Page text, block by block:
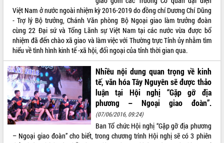
phát triển mới
Thường trực HĐND tỉnh Đắk Lắk gặp
mặt Đoàn chuyên gia y tế TP. Hồ Chí
Minh
Lễ truy điệu và an táng hài cốt liệt sĩ
tại Nghĩa trang Liệt sĩ xã Sơn Hòa
Bàn giải pháp tháo gỡ khó khăn trong
xuất khẩu sầu riêng và triển khai quy
định EUDR
Thứ trưởng Bộ Nông nghiệp và Môi
trường Nguyễn Hoàng Hiệp khảo sát
vùng trồng và doanh nghiệp đóng gói
sầu riêng tại Đắk Lắk
THỐNG KÊ TRUY CẬP
Hôm nay: 39967
Tất cả: 66085290
Việt Nam ở nước ngoài nhiệm kỳ 2016-2019 do đồng chí Dương Chí Dũng
- Trợ lý Bộ trưởng, Chánh Văn phòng Bộ Ngoại giao làm trưởng đoàn
cùng 22 Đại sứ và Tổng Lãnh sự Việt Nam tại các nước vừa được bổ
nhiệm đã đến chào xã giao và làm việc với Thường trực Tỉnh ủy nhằm tìm
hiểu về tình hình kinh tế -xã hội, đối ngoại của tỉnh thời gian qua.
Nhiều nội dung quan trọng về kinh
tế, văn hóa Tây Nguyên sẽ được thảo
luận tại Hội nghị “Gặp gỡ địa
phương – Ngoại giao đoàn”.
(07/06/2016, 09:24)
Ban Tổ chức Hội nghị “Gặp gỡ địa phương
– Ngoại giao đoàn” cho biết, trong chương trình Hội nghị sẽ có 3 phiên